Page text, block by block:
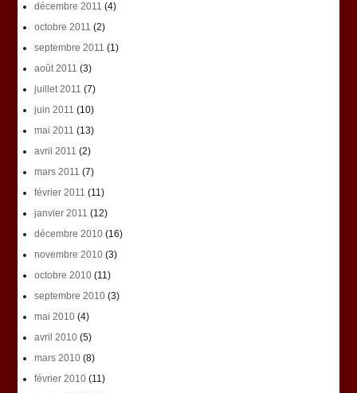
décembre 2011 (4)
octobre 2011 (2)
septembre 2011 (1)
août 2011 (3)
juillet 2011 (7)
juin 2011 (10)
mai 2011 (13)
avril 2011 (2)
mars 2011 (7)
février 2011 (11)
janvier 2011 (12)
décembre 2010(16)
novembre 2010(3)
octobre 2010(11)
septembre 2010(3)
mai 2010(4)
avril 2010(5)
mars 2010(8)
février 2010(11)